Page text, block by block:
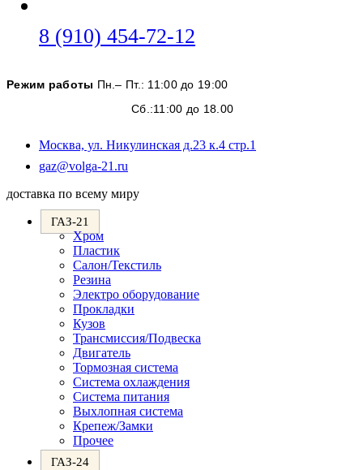
8 (910) 454-72-12
вашем
приложении
Режим работы Пн.– Пт.: 11:00 до 19:00
Сб.:11:00 до 18.00
Москва, ул. Никулинская д.23 к.4 стр.1
gaz@volga-21.ru
вашем
доставка по всему миру
ГАЗ-21
Хром
Пластик
Салон/Текстиль
Резина
Электро оборудование
Прокладки
Кузов
Трансмиссия/Подвеска
Двигатель
Тормозная система
Система охлаждения
Система питания
Выхлопная система
Крепеж/Замки
Прочее
ГАЗ-24